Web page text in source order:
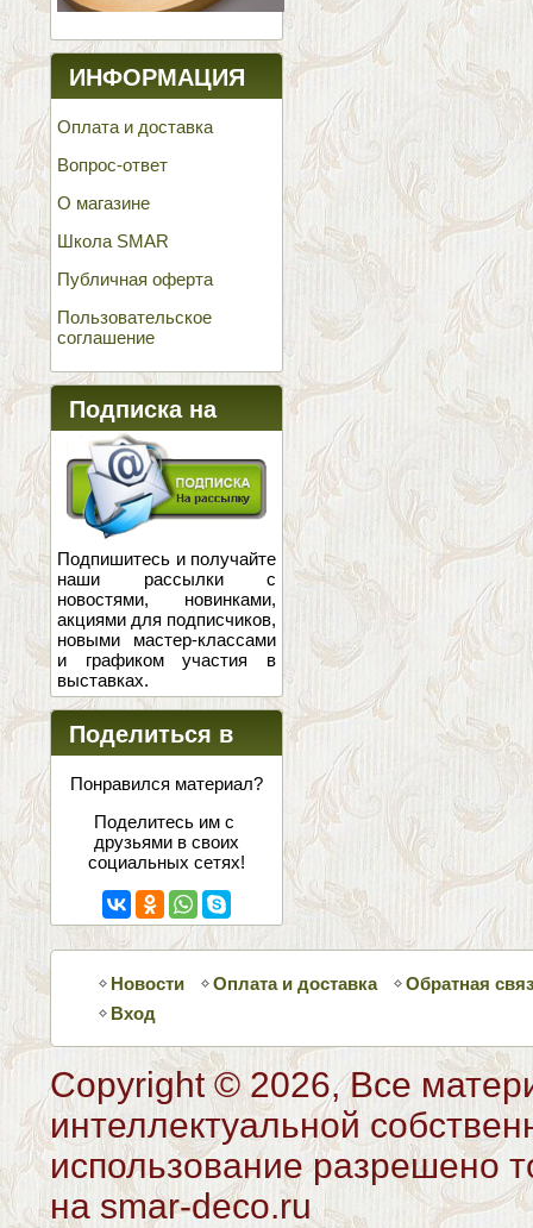
ИНФОРМАЦИЯ
Оплата и доставка
Вопрос-ответ
О магазине
Школа SMAR
Публичная оферта
Пользовательское
соглашение
Подписка на
новости
Подпишитесь и получайте
наши рассылки с
новостями, новинками,
акциями для подписчиков,
новыми мастер-классами
и графиком участия в
выставках.
Поделиться в
соцсетях
Понравился материал?
Поделитесь им с
друзьями в своих
социальных сетях!
Новости Оплата и доставка
Обратная
Вход
Copyright © 2026, Все
интеллектуальной
использование разрешено
на smar-deco.ru